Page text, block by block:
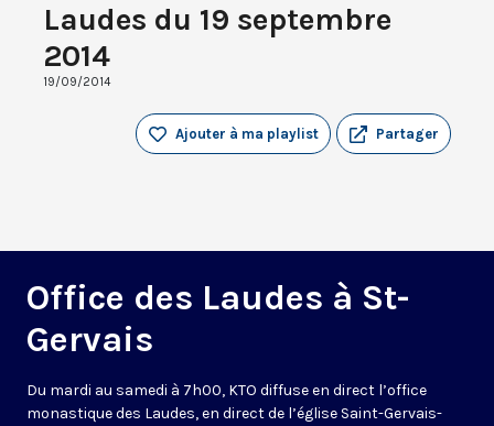
Laudes du 19 septembre
2014
19/09/2014
Partager
Ajouter à ma playlist
Office des Laudes à St-
Gervais
Du mardi au samedi à 7h00, KTO diffuse en direct l’office
monastique des Laudes, en direct de l’église Saint-Gervais-